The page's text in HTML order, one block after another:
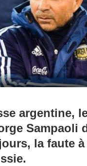
argentine,
Sampaoli
la faute